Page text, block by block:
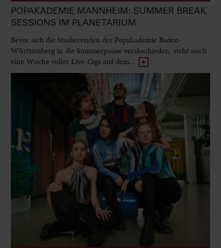
POPAKADEMIE MANNHEIM: SUMMER BREAK
SESSIONS IM PLANETARIUM
Bevor sich die Studierenden der Popakademie Baden-
Württemberg in die Sommerpause verabschieden, steht noch
eine Woche voller Live-Gigs auf dem...